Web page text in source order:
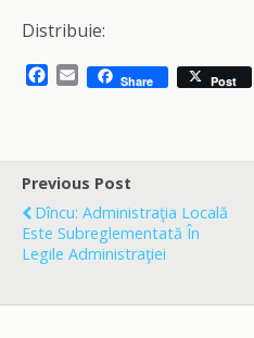
Distribuie:
b
o
o
k
E
l
Share Post
Previous Post
Dîncu: Administraţia Locală
Este Subreglementată În
Legile Administraţiei